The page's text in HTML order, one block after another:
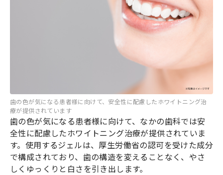
歯の色が気になる患者様に向けて、安全性に配慮したホワイトニング治
療が提供されています
歯の色が気になる患者様に向けて、なかの歯科では安
全性に配慮したホワイトニング治療が提供されていま
す。使用するジェルは、厚生労働省の認可を受けた成分
で構成されており、歯の構造を変えることなく、やさ
しくゆっくりと白さを引き出します。